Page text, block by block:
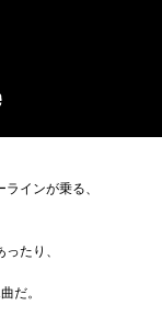
インが乗る、
たり、
だ。